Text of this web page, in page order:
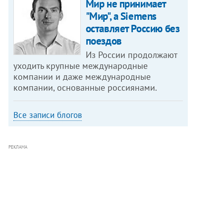
Мир не принимает
"Мир", а Siemens
оставляет Россию без
поездов
Из России продолжают
уходить крупные международные
компании и даже международные
компании, основанные россиянами.
Все записи блогов
РЕКЛАМА